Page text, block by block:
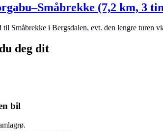
(7,2 km, 3
til Småbrekke i Bergsdalen, evt. den lengre turen
deg dit
bil